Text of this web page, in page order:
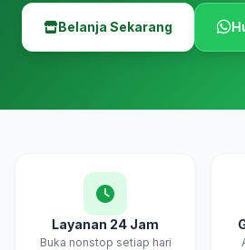
Belanja Sekarang
Layanan 24 Jam
Buka nonstop setiap hari